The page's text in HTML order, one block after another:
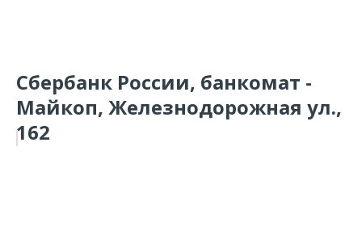
Сбербанк России, банкомат -
Майкоп, Железнодорожная ул.,
162